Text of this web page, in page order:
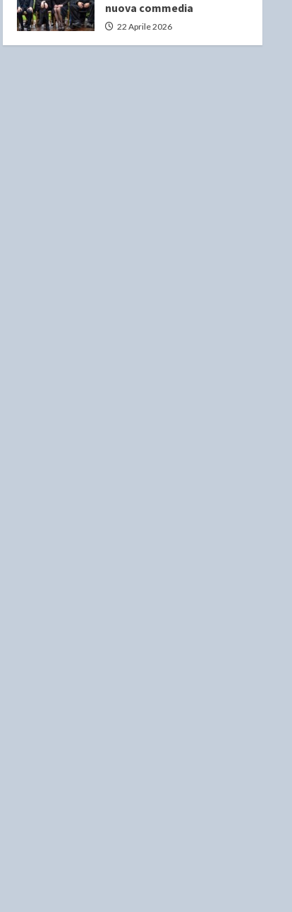
nuova commedia
22 Aprile 2026